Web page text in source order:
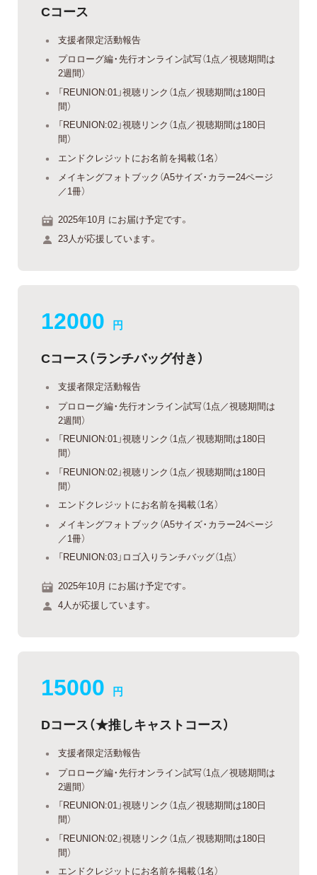
Cコース
支援者限定活動報告
プロローグ編・先行オンライン試写（1点／視聴期間は
2週間）
「REUNION:01」視聴リンク（1点／視聴期間は180日
間）
「REUNION:02」視聴リンク（1点／視聴期間は180日
間）
エンドクレジットにお名前を掲載（1名）
メイキングフォトブック（A5サイズ・カラー24ページ
／1冊）
2025年10月 にお届け予定です。
23人が応援しています。
12000 円
Cコース（ランチバッグ付き）
支援者限定活動報告
プロローグ編・先行オンライン試写（1点／視聴期間は
2週間）
「REUNION:01」視聴リンク（1点／視聴期間は180日
間）
「REUNION:02」視聴リンク（1点／視聴期間は180日
間）
エンドクレジットにお名前を掲載（1名）
メイキングフォトブック（A5サイズ・カラー24ページ
／1冊）
「REUNION:03」ロゴ入りランチバッグ（1点）
2025年10月 にお届け予定です。
4人が応援しています。
15000 円
Dコース（★推しキャストコース）
支援者限定活動報告
プロローグ編・先行オンライン試写（1点／視聴期間は
2週間）
「REUNION:01」視聴リンク（1点／視聴期間は180日
間）
「REUNION:02」視聴リンク（1点／視聴期間は180日
間）
エンドクレジットにお名前を掲載（1名）